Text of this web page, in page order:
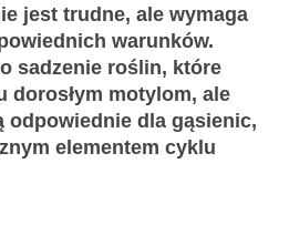
jest trudne, ale wymaga
warunków.
sadzenie roślin, które
dorosłym motylom, ale
odpowiednie dla gąsienic,
elementem cyklu